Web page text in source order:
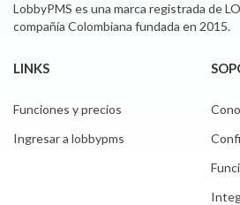
LobbyPMS es una marca registrada de
compañía Colombiana fundada en 2015.
LINKS
Funciones y precios
Ingresar a lobbypms